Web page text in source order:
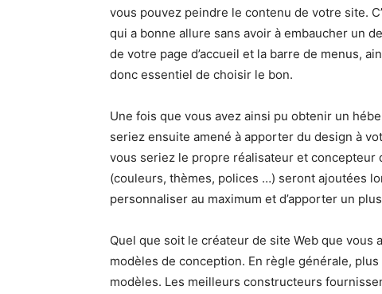
vous pouvez peindre le contenu de votre site.
qui a bonne allure sans avoir à embaucher un
de votre page d’accueil et la barre de menus,
donc essentiel de choisir le bon.
Une fois que vous avez ainsi pu obtenir un
seriez ensuite amené à apporter du design à
vous seriez le propre réalisateur et
(couleurs, thèmes, polices …) seront ajoutées
personnaliser au maximum et d’apporter un
Quel que soit le créateur de site Web que
modèles de conception. En règle générale,
modèles. Les meilleurs constructeurs